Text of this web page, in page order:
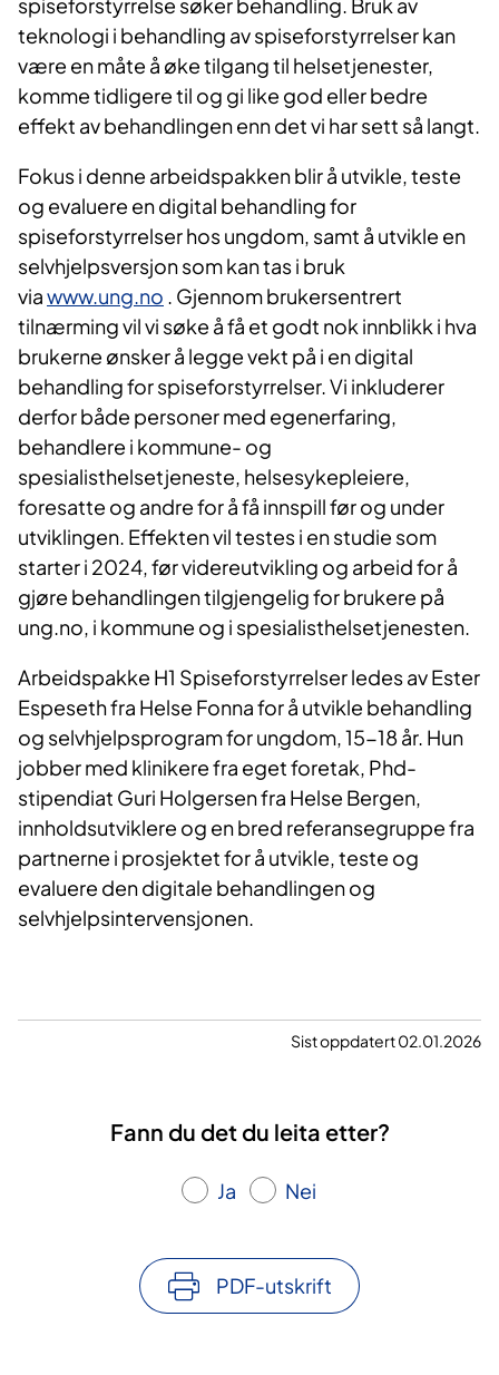
teknologi i behandling av spiseforstyrrelser kan
være en måte å øke tilgang til helsetjenester,
komme tidligere til og gi like god eller bedre
effekt av behandlingen enn det vi har sett så langt.
Fokus i denne arbeidspakken blir å utvikle, teste
og evaluere en digital behandling for
spiseforstyrrelser hos ungdom, samt å utvikle en
selvhjelpsversjon som kan tas i bruk
viawww.ung.no . Gjennom brukersentrert
tilnærming vil vi søke å få et godt nok innblikk i hva
brukerne ønsker å legge vekt på i en digital
behandling for spiseforstyrrelser. Vi inkluderer
derfor både personer med egenerfaring,
behandlere i kommune- og
spesialisthelsetjeneste, helsesykepleiere,
foresatte og andre for å få innspill før og under
utviklingen. Effekten vil testes i en studie som
starter i 2024, før videreutvikling og arbeid for å
gjøre behandlingen tilgjengelig for brukere på
ung.no, i kommune og i spesialisthelsetjenesten.
Arbeidspakke H1 Spiseforstyrrelser ledes av Ester
Espeseth fra Helse Fonna for å utvikle behandling
og selvhjelpsprogram for ungdom, 15-18 år. Hun
jobber med klinikere fra eget foretak, Phd-
stipendiat Guri Holgersen fra Helse Bergen,
innholdsutviklere og en bred referansegruppe fra
partnerne i prosjektet for å utvikle, teste og
evaluere den digitale behandlingen og
selvhjelpsintervensjonen.
Sist oppdatert 02.01.2026
Fann du det du leita etter?
Ja Nei
PDF-utskrift